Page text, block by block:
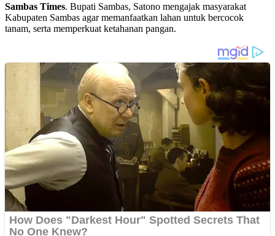
Sambas Times. Bupati Sambas, Satono mengajak masyarakat
Kabupaten Sambas agar memanfaatkan lahan untuk bercocok
tanam, serta memperkuat ketahanan pangan.